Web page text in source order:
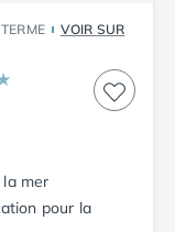
VOIR SUR
mer
pour la